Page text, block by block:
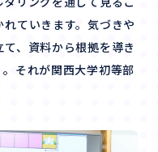
ていきます。気づきや
、資料から根拠を導き
それが関西大学初等部